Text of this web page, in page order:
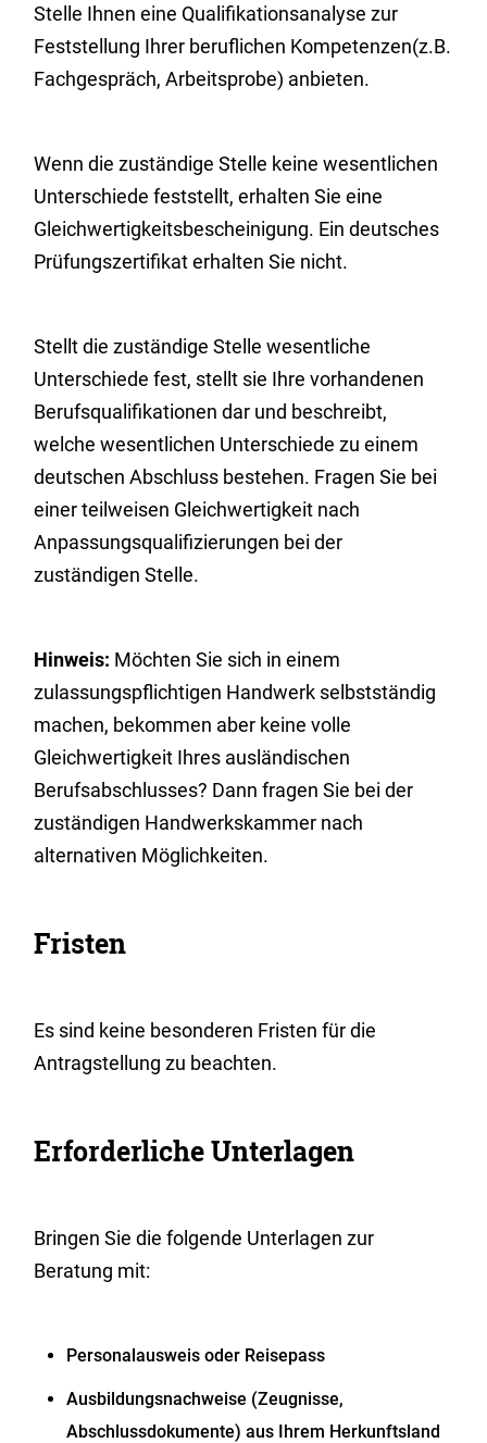
Stelle Ihnen eine Qualifikationsanalyse zur
Feststellung Ihrer beruflichen Kompetenzen(z.B.
Fachgespräch, Arbeitsprobe) anbieten.
Wenn die zuständige Stelle keine wesentlichen
Unterschiede feststellt, erhalten Sie eine
Gleichwertigkeitsbescheinigung. Ein deutsches
Prüfungszertifikat erhalten Sie nicht.
Stellt die zuständige Stelle wesentliche
Unterschiede fest, stellt sie Ihre vorhandenen
Berufsqualifikationen dar und beschreibt,
welche wesentlichen Unterschiede zu einem
deutschen Abschluss bestehen. Fragen Sie bei
einer teilweisen Gleichwertigkeit nach
Anpassungsqualifizierungen bei der
zuständigen Stelle.
Hinweis: Möchten Sie sich in einem
zulassungspflichtigen Handwerk selbstständig
machen, bekommen aber keine volle
Gleichwertigkeit Ihres ausländischen
Berufsabschlusses? Dann fragen Sie bei der
zuständigen Handwerkskammer nach
alternativen Möglichkeiten.
Fristen
Es sind keine besonderen Fristen für die
Antragstellung zu beachten.
Erforderliche Unterlagen
Bringen Sie die folgende Unterlagen zur
Beratung mit:
Personalausweis oder Reisepass
Ausbildungsnachweise (Zeugnisse,
Abschlussdokumente) aus Ihrem Herkunftsland